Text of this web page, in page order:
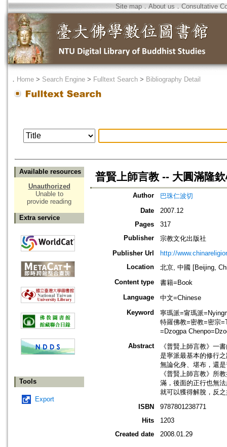
Site map．About us ． Consultative
． Home > Search Engine > Fulltext Search > Bibliography Detail
Available resources
Unauthorized
Unable to
provide reading
Extra service
Tools
Export
普賢上師言教 -- 大圓滿隆
Author
巴珠仁波切
Date
2007.12
Pages
317
Publisher
宗教文化出版社
Publisher Url
http://
Location
北京, 中國 [Beijing,
Content type
書籍=Book
Language
中文=Chinese
Keyword
寧瑪派=甯瑪派
特羅佛教=密教=密宗
=Dzogpa
Abstract
《普賢上師言教》一
是寧派最基本的修行
無論化身、堪布，還
《普賢上師言教》所
滿，後面的正行也無
就可以獲得解脫，反
ISBN
9787801238771
Hits
1203
Created date
2008.01.29